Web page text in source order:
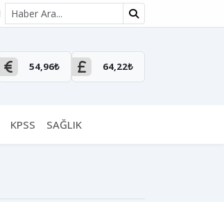
Site içi arama
54,96₺ 64,22₺
KPSS SAĞLIK